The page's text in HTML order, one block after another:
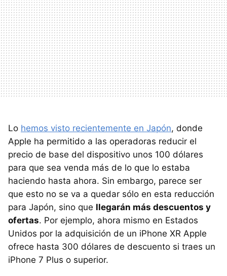
Lo hemos visto recientemente en Japón, donde
Apple ha permitido a las operadoras reducir el
precio de base del dispositivo unos 100 dólares
para que sea venda más de lo que lo estaba
haciendo hasta ahora. Sin embargo, parece ser
que esto no se va a quedar sólo en esta reducción
para Japón, sino que llegarán más descuentos y
ofertas. Por ejemplo, ahora mismo en Estados
Unidos por la adquisición de un iPhone XR Apple
ofrece hasta 300 dólares de descuento si traes un
iPhone 7 Plus o superior.